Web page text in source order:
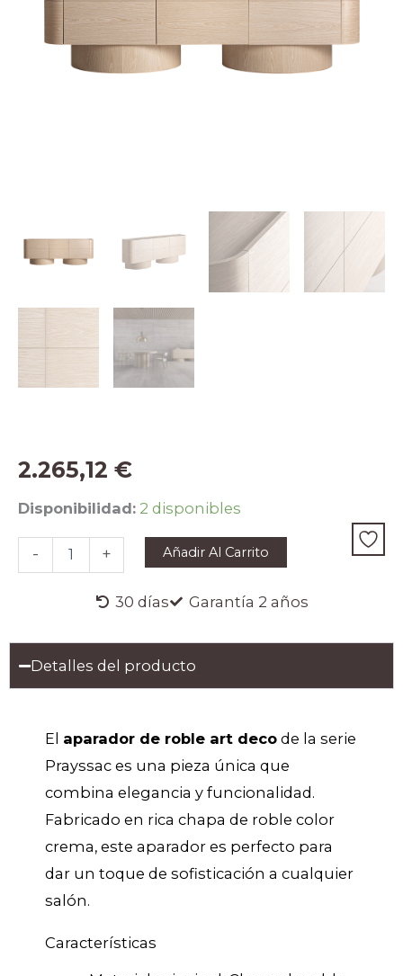
2.265,12 €
Disponibilidad: 2 disponibles
-
Aparador
Roble
Crema
-
+ Añadir Al Carrito
30 días Garantía 2 años
Detalles del producto
El aparador de roble art deco de la serie
Prayssac es una pieza única que
combina elegancia y funcionalidad.
Fabricado en rica chapa de roble color
crema, este aparador es perfecto para
dar un toque de sofisticación a cualquier
salón.
Características